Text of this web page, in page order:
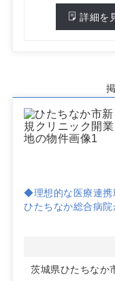
詳細を
◆理想的な医療連携
ひたちなか総合病院
に行えます。患者
お客様用駐車場を
茨城県ひたちなか